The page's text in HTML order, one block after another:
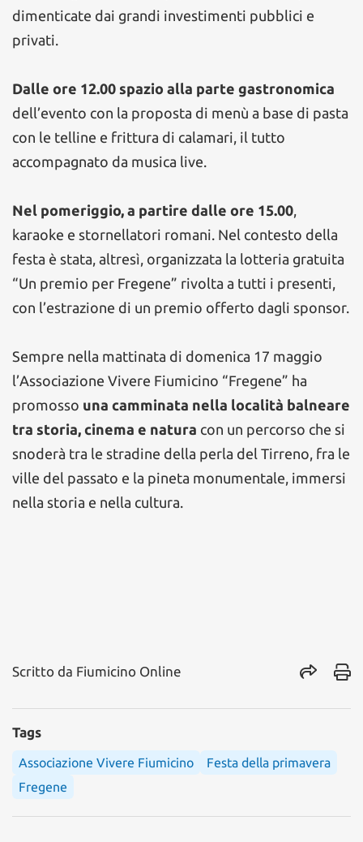
dimenticate dai grandi investimenti pubblici e
privati.
Dalle ore 12.00 spazio alla parte gastronomica
dell’evento con la proposta di menù a base di pasta
con le telline e frittura di calamari, il tutto
accompagnato da musica live.
Nel pomeriggio, a partire dalle ore 15.00
karaoke e stornellatori romani. Nel contesto della
festa è stata, altresì, organizzata la lotteria gratuita
“Un premio per Fregene” rivolta a tutti i presenti,
con l’estrazione di un premio offerto dagli sponsor.
Sempre nella mattinata di domenica 17 maggio
l’Associazione Vivere Fiumicino “Fregene” ha
promosso una camminata nella località balneare
tra storia, cinema e natura con un percorso che si
snoderà tra le stradine della perla del Tirreno, fra le
ville del passato e la pineta monumentale, immersi
nella storia e nella cultura.
Scritto da Fiumicino Online
Tags
Associazione Vivere Fiumicino
Festa della primavera
Fregene